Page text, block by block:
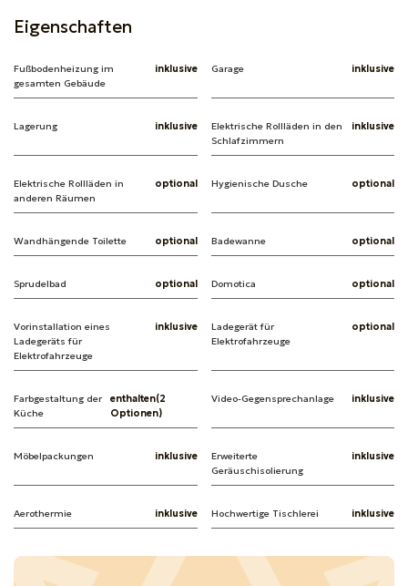
Eigenschaften
Fußbodenheizung im
gesamten Gebäude
inklusive Garage inklusive
Lagerung inklusive
Elektrische Rollläden in den
Schlafzimmern
inklusive
Elektrische Rollläden in
anderen Räumen
optional Hygienische Dusche optional
Wandhängende Toilette optional Badewanne optional
Sprudelbad optional Domotica optional
Vorinstallation eines
Ladegeräts für
Elektrofahrzeuge
inklusive
Ladegerät für
Elektrofahrzeuge
optional
Farbgestaltung der
Küche
enthalten(2
Optionen)
Video-Gegensprechanlage inklusive
Möbelpackungen inklusive
Erweiterte
Geräuschisolierung
inklusive
Aerothermie inklusive Hochwertige Tischlerei inklusive